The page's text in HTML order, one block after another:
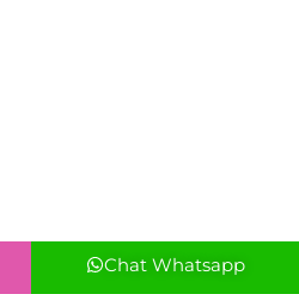
Chat Whatsapp